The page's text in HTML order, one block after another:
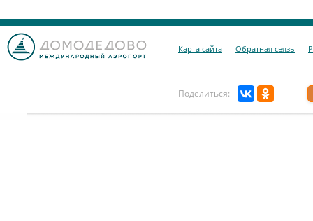
Карта сайта Обратная связь
Поделиться: